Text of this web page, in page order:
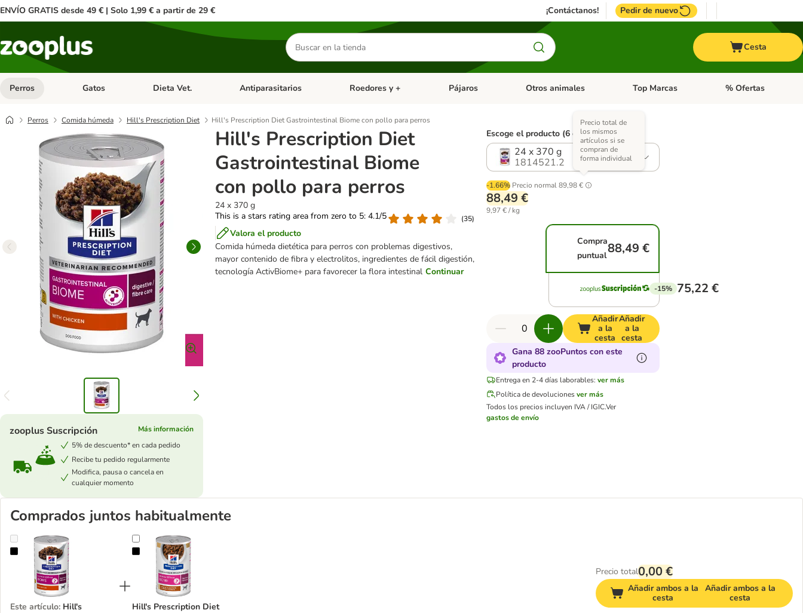
ENVÍO GRATIS desde 49 € | Solo 1,99 € a partir de 29 € ¡Contáctanos! Pedir de nuevo
Buscar
productos
Cesta
Perros Menú de categoria abierto: Perros
Gatos Menú de categoria abierto: Gatos
Dieta Vet. Menú de categoria abierto: Dieta Vet.
Antiparasitarios Menú de categoria abierto: Antiparasitarios
Roedores y + Menú de categoria abierto: Roedores y +
Pájaros Menú de categoria abierto: Pájaros
Otros animales Menú de categoria abierto: Otros animales
Top Marcas Menú de categoria
% Ofertas
Perros Comida húmeda Hill's Prescription Diet Hill's Prescription Diet Gastrointestinal Biome con pollo para perros
Hill's Prescription Diet
Gastrointestinal Biome
con pollo para perros
24 x 370 g
This is a stars rating area from zero to 5: 4.1/5
(35)
Valora el producto
Comida húmeda dietética para perros con problemas digestivos,
mayor contenido de fibra y electrolitos, ingredientes de fácil digestión,
tecnología ActivBiome+ para favorecer la flora intestinal Continuar
zooplus Suscripción
Más información
5% de descuento* en cada pedido
Recibe tu pedido regularmente
Modifica, pausa o cancela en
cualquier momento
Escoge el producto (6 opciones)
24 x 370 g
1814521.2
-1.66% Precio normal89,98 €
Precio total de
los mismos
artículos si se
compran de
forma individual
88,49 €
9,97 € / kg
Compra
puntual88,49 €
-15% 75,22 €
Añadir
a la
cesta
Añadir
a la
cesta
Gana 88 zooPuntos con este
producto
Entrega en 2-4 días laborables: ver más
Política de devolucionesver más
Todos los precios incluyen IVA / IGIC.Ver
gastos de envío
Comprados juntos habitualmente
Hill's Prescription Diet Gastrointestinal Biome con pollo para perros
Este artículo: Hill's
Hill's Prescription Diet Gastrointestinal Biome estofado para perros
Hill's Prescription Diet
Precio total0,00 €
Añadir ambos a la
cesta
Añadir ambos a la
cesta